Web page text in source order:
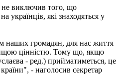
не виключив того, що
українців, які знаходяться у
наших громадян, для нас життя
цінністю. Тому що, якщо
- ред.) прийматиметься, це
- наголосив секретар